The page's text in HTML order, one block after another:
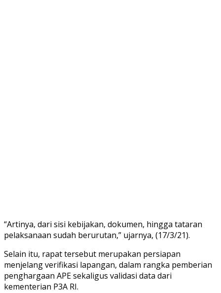
“Artinya, dari sisi kebijakan, dokumen, hingga tataran
pelaksanaan sudah berurutan,” ujarnya, (17/3/21).
Selain itu, rapat tersebut merupakan persiapan
menjelang verifikasi lapangan, dalam rangka pemberian
penghargaan APE sekaligus validasi data dari
kementerian P3A RI.